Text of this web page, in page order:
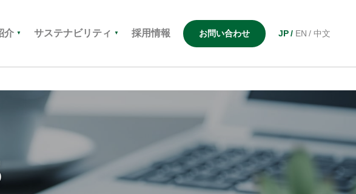
Flexibility
Creativity
[応用力]
ネットワーク 三木USA
介 ▼
料 高機能樹脂 電子材料
サステナビリティ ▼
み ガバナンスへの取り組み
採用情報 お問い合わせ JP EN 中文